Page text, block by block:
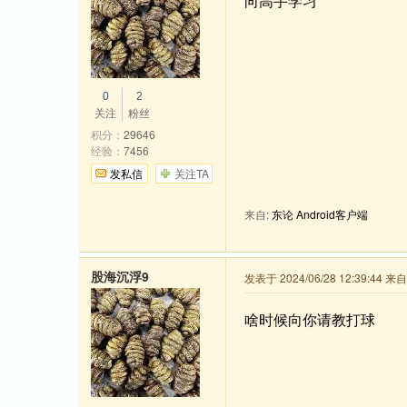
来自:东论 Android客户端
0
关注
2
粉丝
积分： 29646
经验： 7456
发私信
关注TA
发表于 2024/06/28 12:39:44 来
啥时候向你请教打球
股海沉浮9